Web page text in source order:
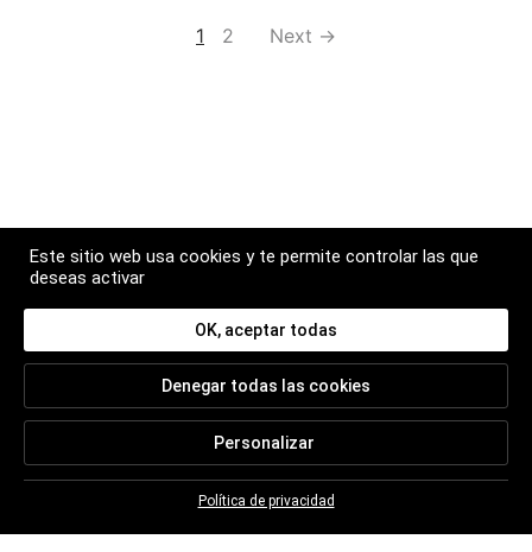
1 2 Next →
BOLETÍN
Suscríbase para seguir todas las noticias de
Este sitio web usa cookies y te permite controlar las que
deseas activar
OK, aceptar todas
Denegar todas las cookies
Personalizar
Política de privacidad